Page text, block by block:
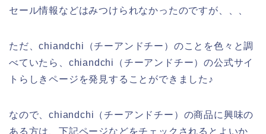
セール情報などはみつけられなかったのですが、、、
ただ、chiandchi（チーアンドチー）のことを色々と調
べていたら、chiandchi（チーアンドチー）の公式サイ
トらしきページを発見することができました♪
なので、chiandchi（チーアンドチー）の商品に興味の
ある方は、下記ページなどをチェックされるとよいか